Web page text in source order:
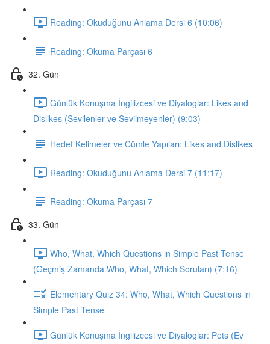
Reading: Okuduğunu Anlama Dersi 6 (10:06)
Reading: Okuma Parçası 6
32. Gün
Günlük Konuşma İngilizcesi ve Diyaloglar: Likes and
Dislikes (Sevilenler ve Sevilmeyenler) (9:03)
Hedef Kelimeler ve Cümle Yapıları: Likes and Dislikes
Reading: Okuduğunu Anlama Dersi 7 (11:17)
Reading: Okuma Parçası 7
33. Gün
Who, What, Which Questions in Simple Past Tense
(Geçmiş Zamanda Who, What, Which Soruları) (7:16)
Elementary Quiz 34: Who, What, Which Questions in
Simple Past Tense
Günlük Konuşma İngilizcesi ve Diyaloglar: Pets (Ev